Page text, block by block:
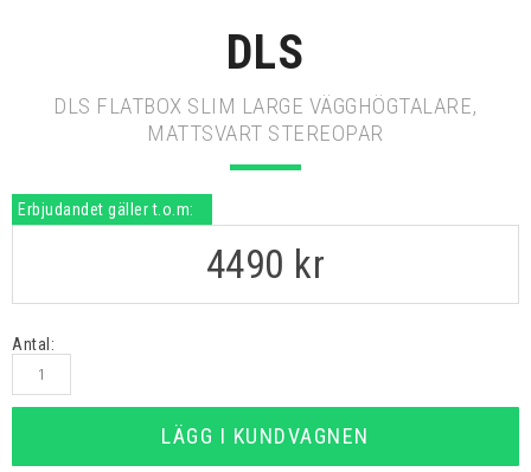
DLS
DLS FLATBOX SLIM LARGE VÄGGHÖGTALARE,
MATTSVART STEREOPAR
Erbjudandet gäller t.o.m:
4490 kr
Antal:
LÄGG I KUNDVAGNEN